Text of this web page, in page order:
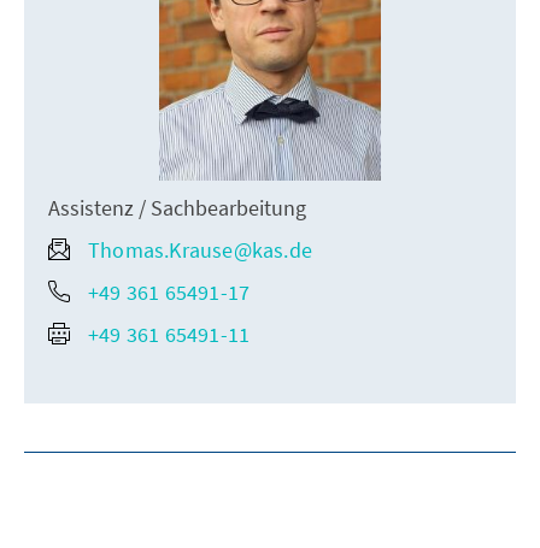
Assistenz / Sachbearbeitung
Thomas.Krause@kas.de
+49 361 65491-17
+49 361 65491-11